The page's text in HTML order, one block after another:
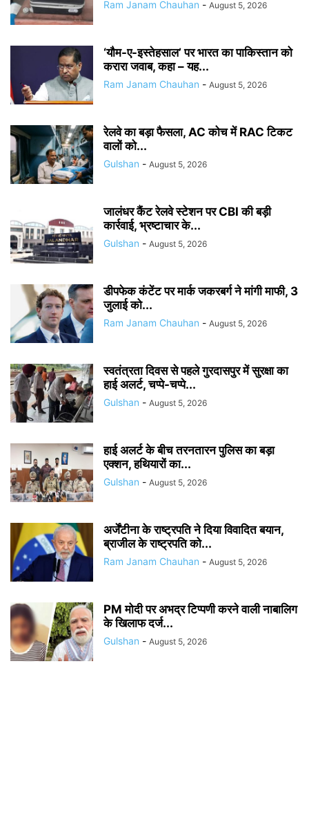
Ram Janam Chauhan - August 5, 2026
‘यौम-ए-इस्तेहसाल’ पर भारत का पाकिस्तान को
करारा जवाब, कहा – यह...
Ram Janam Chauhan - August 5, 2026
रेलवे का बड़ा फैसला, AC कोच में RAC टिकट
वालों को...
Gulshan - August 5, 2026
जालंधर कैंट रेलवे स्टेशन पर CBI की बड़ी
कार्रवाई, भ्रष्टाचार के...
Gulshan - August 5, 2026
डीपफेक कंटेंट पर मार्क जकरबर्ग ने मांगी माफी, 3
जुलाई को...
Ram Janam Chauhan - August 5, 2026
स्वतंत्रता दिवस से पहले गुरदासपुर में सुरक्षा का
हाई अलर्ट, चप्पे-चप्पे...
Gulshan - August 5, 2026
हाई अलर्ट के बीच तरनतारन पुलिस का बड़ा
एक्शन, हथियारों का...
Gulshan - August 5, 2026
अर्जेंटीना के राष्ट्रपति ने दिया विवादित बयान,
ब्राजील के राष्ट्रपति को...
Ram Janam Chauhan - August 5, 2026
PM मोदी पर अभद्र टिप्पणी करने वाली नाबालिग
के खिलाफ दर्ज...
Gulshan - August 5, 2026